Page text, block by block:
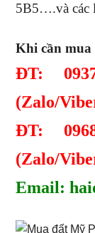
5B5….và các
Khi cần mua
ĐT:
(Zalo/
ĐT:
(Zalo/
Email: